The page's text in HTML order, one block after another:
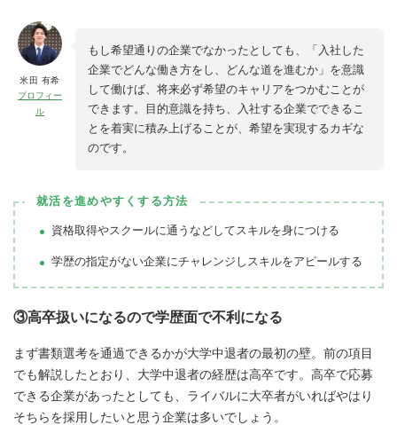
米田 有希
プロフィー
ル
もし希望通りの企業でなかったとしても、「入社した
企業でどんな働き方をし、どんな道を進むか」を意識
して働けば、将来必ず希望のキャリアをつかむことが
できます。目的意識を持ち、入社する企業でできるこ
とを着実に積み上げることが、希望を実現するカギな
のです。
就活を進めやすくする方法
資格取得やスクールに通うなどしてスキルを身につける
学歴の指定がない企業にチャレンジしスキルをアピールする
③高卒扱いになるので学歴面で不利になる
まず書類選考を通過できるかが大学中退者の最初の壁。前の項目
でも解説したとおり、大学中退者の経歴は高卒です。高卒で応募
できる企業があったとしても、ライバルに大卒者がいればやはり
そちらを採用したいと思う企業は多いでしょう。